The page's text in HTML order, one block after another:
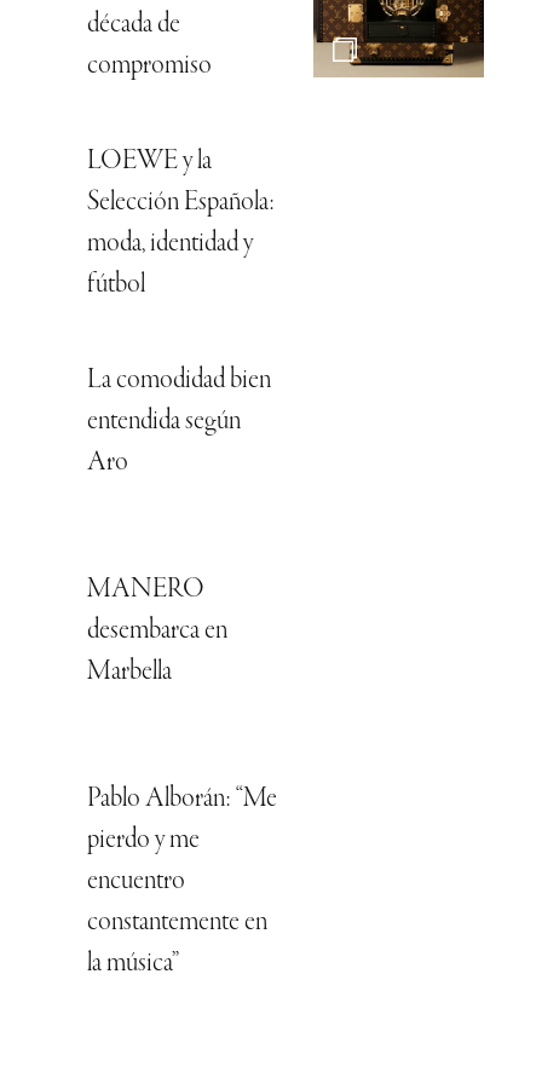
década de
compromiso
LOEWE y la
Selección Española:
moda, identidad y
fútbol
La comodidad bien
entendida según
Aro
MANERO
desembarca en
Marbella
Pablo Alborán: “Me
pierdo y me
encuentro
constantemente en
la música”